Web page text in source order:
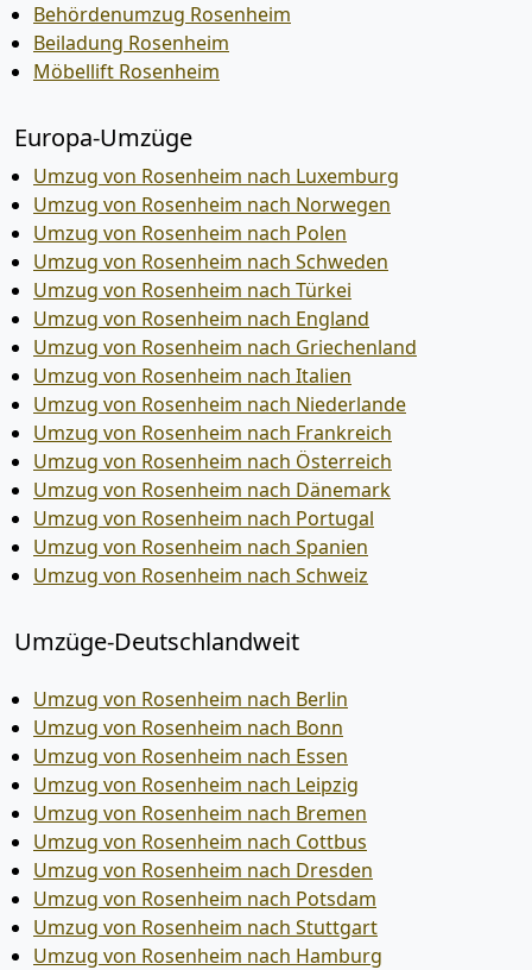
Behördenumzug Rosenheim
Beiladung Rosenheim
Möbellift Rosenheim
Europa-Umzüge
Umzug von Rosenheim nach Luxemburg
Umzug von Rosenheim nach Norwegen
Umzug von Rosenheim nach Polen
Umzug von Rosenheim nach Schweden
Umzug von Rosenheim nach Türkei
Umzug von Rosenheim nach England
Umzug von Rosenheim nach Griechenland
Umzug von Rosenheim nach Italien
Umzug von Rosenheim nach Niederlande
Umzug von Rosenheim nach Frankreich
Umzug von Rosenheim nach Österreich
Umzug von Rosenheim nach Dänemark
Umzug von Rosenheim nach Portugal
Umzug von Rosenheim nach Spanien
Umzug von Rosenheim nach Schweiz
Umzüge-Deutschlandweit
Umzug von Rosenheim nach Berlin
Umzug von Rosenheim nach Bonn
Umzug von Rosenheim nach Essen
Umzug von Rosenheim nach Leipzig
Umzug von Rosenheim nach Bremen
Umzug von Rosenheim nach Cottbus
Umzug von Rosenheim nach Dresden
Umzug von Rosenheim nach Potsdam
Umzug von Rosenheim nach Stuttgart
Umzug von Rosenheim nach Hamburg